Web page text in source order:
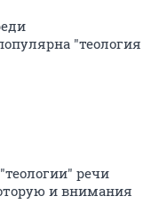
"теология
речи
и внимания